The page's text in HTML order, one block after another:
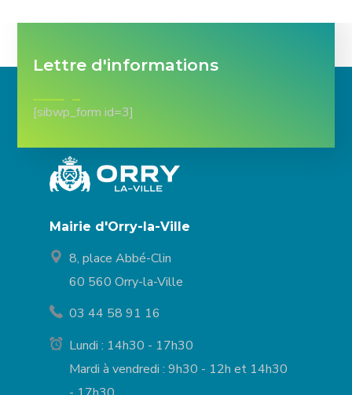
Lettre d'informations
[sibwp_form id=3]
Mairie d'Orry-la-Ville
8, place Abbé-Clin
60 560 Orry-la-Ville
03 44 58 91 16
Lundi : 14h30 - 17h30
Mardi à vendredi : 9h30 - 12h et 14h30